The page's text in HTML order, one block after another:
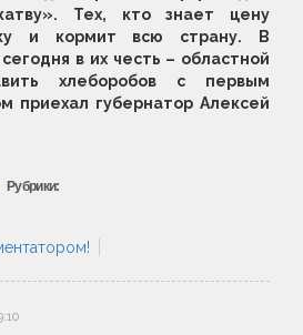
Тех, кто знает цену
и кормит всю страну. В
в их честь – областной
хлеборобов с первым
приехал губернатор Алексей
Рубрики: